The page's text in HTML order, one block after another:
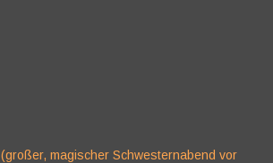
magischer Schwesternabend vor